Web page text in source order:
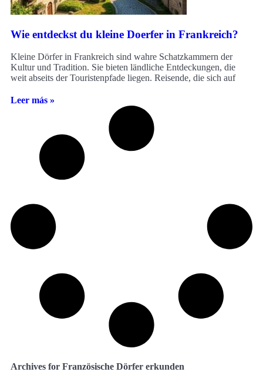
Wie entdeckst du kleine Doerfer in Frankreich?
Kleine Dörfer in Frankreich sind wahre Schatzkammern der
Kultur und Tradition. Sie bieten ländliche Entdeckungen, die
weit abseits der Touristenpfade liegen. Reisende, die sich auf
Leer más »
Archives for Französische Dörfer erkunden